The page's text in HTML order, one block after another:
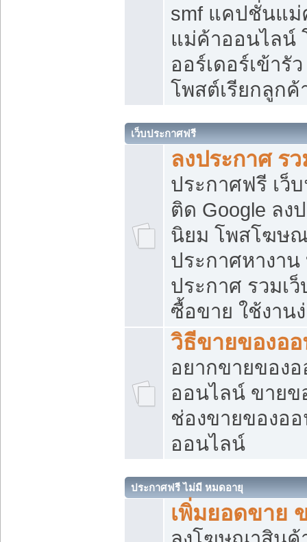
smf แคปชั่นแ
แม่ค้าออนไลน์
ออร์เดอร์เข้ารั
โพสต์เรียกลูกค้
เว็บประกาศฟรี
ลงประกาศ ร
ประกาศฟรี เว็
ติด Google ลง
นิยม โพสโฆษ
ประกาศหางาน
ประกาศ รวมเ
ซื้อขาย ใช้งาน
วิธีขายของอ
อยากขายของ
ออนไลน์ ขายข
ช่องขายของอ
ออนไลน์
ประกาศฟรี ไม่มี หมดอายุ
เพิ่มยอดขาย